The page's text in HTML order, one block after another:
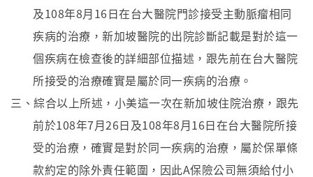
及108年8月16日在台大醫院門診接受主動脈瘤相同
疾病的治療，新加坡醫院的出院診斷記載是對於這一
個疾病在檢查後的詳細部位描述，跟先前在台大醫院
所接受的治療確實是屬於同一疾病的治療。
三、綜合以上所述，小美這一次在新加坡住院治療，跟先
前於108年7月26日及108年8月16日在台大醫院所接
受的治療，確實是對於同一疾病的治療，屬於保單條
款約定的除外責任範圍，因此A保險公司無須給付小